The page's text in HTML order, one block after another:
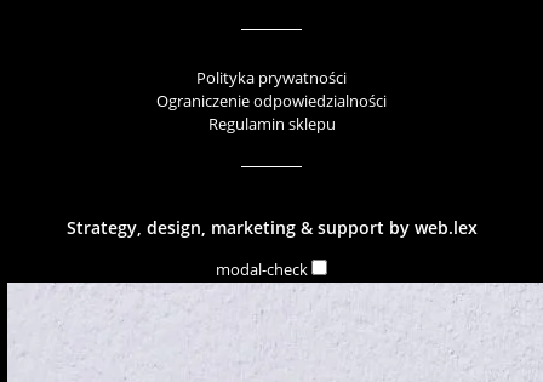
Polityka prywatności
Ograniczenie odpowiedzialności
Regulamin sklepu
Strategy, design, marketing & support by web.lex
modal-check